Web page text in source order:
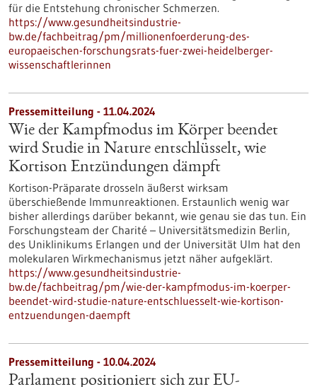
für die Entstehung chronischer Schmerzen.
https://www.gesundheitsindustrie-
bw.de/fachbeitrag/pm/millionenfoerderung-des-
europaeischen-forschungsrats-fuer-zwei-heidelberger-
wissenschaftlerinnen
Pressemitteilung - 11.04.2024
Wie der Kampfmodus im Körper beendet
wird Studie in Nature entschlüsselt, wie
Kortison Entzündungen dämpft
Kortison-Präparate drosseln äußerst wirksam
überschießende Immunreaktionen. Erstaunlich wenig war
bisher allerdings darüber bekannt, wie genau sie das tun. Ein
Forschungsteam der Charité – Universitätsmedizin Berlin,
des Uniklinikums Erlangen und der Universität Ulm hat den
molekularen Wirkmechanismus jetzt näher aufgeklärt.
https://www.gesundheitsindustrie-
bw.de/fachbeitrag/pm/wie-der-kampfmodus-im-koerper-
beendet-wird-studie-nature-entschluesselt-wie-kortison-
entzuendungen-daempft
Pressemitteilung - 10.04.2024
Parlament positioniert sich zur EU-